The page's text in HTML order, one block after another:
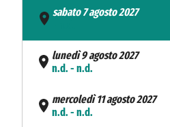
sabato 7 agosto 2027
lunedì 9 agosto 2027
n.d. - n.d.
mercoledì 11 agosto 2027
n.d. - n.d.